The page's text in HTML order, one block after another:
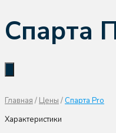
Спарта
Главная / Цены / Спарта Pro
Характеристики